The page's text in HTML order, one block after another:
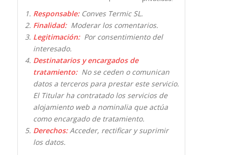
Responsable:Conves Termic SL.
Finalidad:Moderar los comentarios.
Legitimación:Por consentimiento del
interesado.
Destinatarios y encargados de
tratamiento:No se ceden o comunican
datos a terceros para prestar este servicio.
El Titular ha contratado los servicios de
alojamiento web a nominalia que actúa
como encargado de tratamiento.
Derechos:Acceder, rectificar y suprimir
los datos.